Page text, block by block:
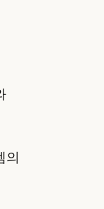
의